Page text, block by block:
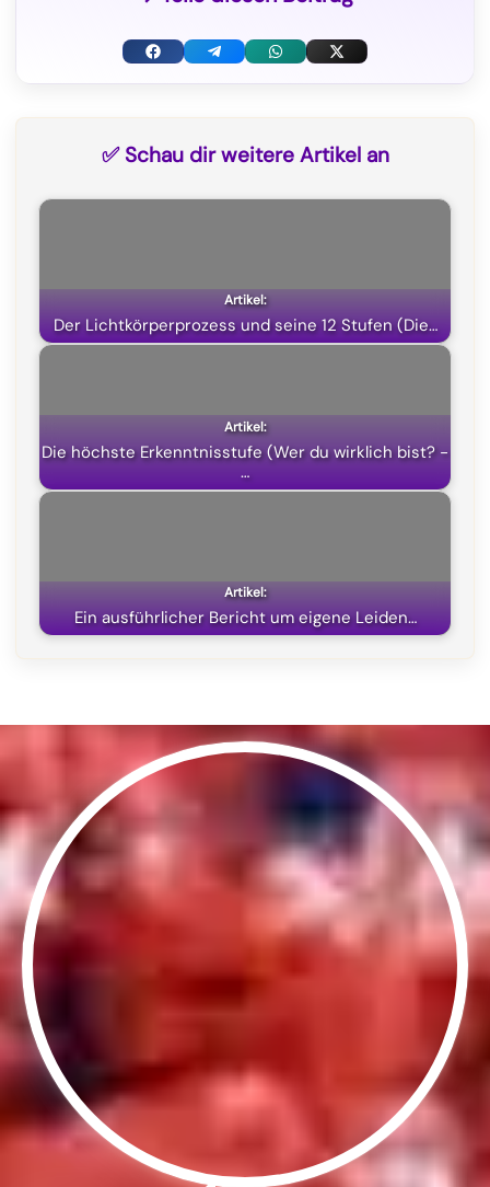
F
o
k
T
a
m
W
p
p
X
T
t
e
✅ Schau dir weitere Artikel an
Der Lichtkörperprozess und seine 12 Stufen (Die…
Die höchste Erkenntnisstufe (Wer du wirklich bist? -
…
Ein ausführlicher Bericht um eigene Leiden…